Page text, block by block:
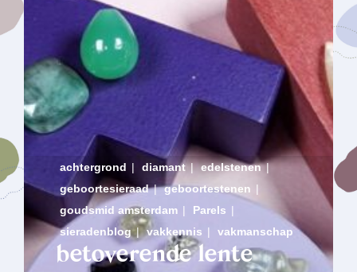
achtergrond | diamant | edelstenen |
geboortesieraad | geboortestenen |
goudsmid amsterdam | Parels |
sieradenblog | vakkennis | vakmanschap
betoverende lente